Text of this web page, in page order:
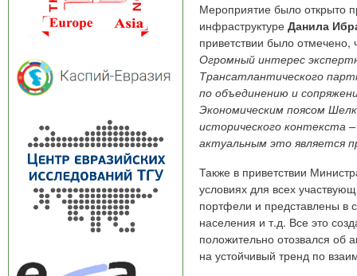
Мероприятие было открыто
инфраструктуре Данила
приветствии было отмечено,
Огромный интерес
Трансатлантического
по объединению и
Экономическим поясом
исторического контекста
актуальным это является
Также в приветствии
условиях для всех
портфели и представлены в
населения и т.д. Все это
положительно отозвался об
на устойчивый тренд по